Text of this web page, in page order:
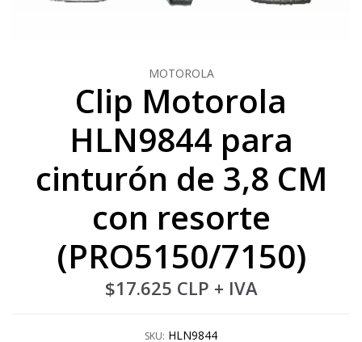
MOTOROLA
Clip Motorola
HLN9844 para
cinturón de 3,8 CM
con resorte
(PRO5150/7150)
$17.625 CLP + IVA
SKU: HLN9844